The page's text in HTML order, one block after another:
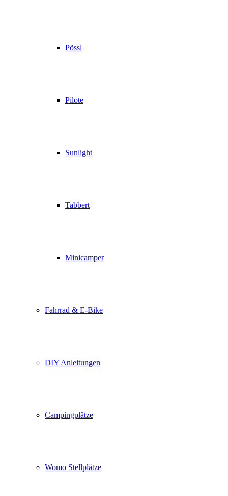
Pössl
Pilote
Sunlight
Tabbert
Minicamper
Fahrrad & E-Bike
DIY Anleitungen
Campingplätze
Womo Stellplätze